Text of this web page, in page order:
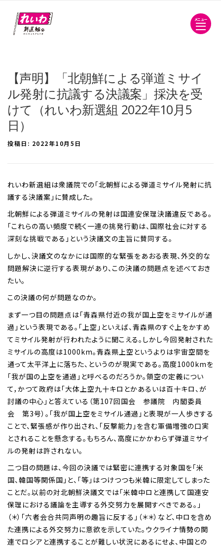
メニュー
【声明】「北朝鮮による弾道ミサイ
ル発射に抗議する決議案」採決を受
けて（れいわ新選組 2022年10月5
日）
投稿日: 2022年10月5日
れいわ新選組は衆議院での「北朝鮮による弾道ミサイル発射に抗
議する決議案」に賛成した。
北朝鮮による弾道ミサイルの発射は国連安保理決議違反である。
「これらの高い頻度で続く一連の挑発行動は、国際社会に対する
深刻な挑戦である」という決議文の主旨に賛同する。
しかし、決議文のなかには国際的な緊張をあおる表現、外交的な
問題解決に逆行する表現があり、この決議の問題点を述べておき
たい。
この決議の何が問題なのか。
まず一つ目の問題点は「青森県付近の我が国上空をミサイルが通
過」という表現である。「上空」といえば、青森県のすぐ上をかすめ
てミサイル発射が行われたように聞こえる。しかし今回発射された
ミサイルの高度は1000km。青森県上空というよりは宇宙空間を
通って太平洋上に落ちた、というのが現実である。高度1000kmを
「我が国の上空を通過」と呼べるのだろうか。領空の定義につい
て，かつて政府は「大体上空九十キロとかあるいは百十キロ、が
討議の中心」と答えている（第107回国会 参議院 内閣委員
会 第3号）。「我が国上空をミサイル通過」と表現が一人歩きする
ことで、緊張感が作り出され、「反撃能力」を含む軍備増強の口実
とされることを懸念する。もちろん、高度にかかわらず弾道ミサイ
ルの発射は許されない。
二つ目の問題は、今回の決議では緊密に連携する対象国を「米
国、韓国等関係国」と、「等」はつけつつも米韓に限定してしまった
ことだ。以前の対北朝鮮決議文では「米韓中ロと連携して国連安
保理における議論を主導する外交努力を展開すべきである。」
（＊）「六者会合共同声明の趣旨に反する」（＊＊）など、中ロを含め
た連携による外交努力に意欲を示していた。ウクライナ情勢の関
連でロシアと連携することが難しい状況にあるにせよ、中国との